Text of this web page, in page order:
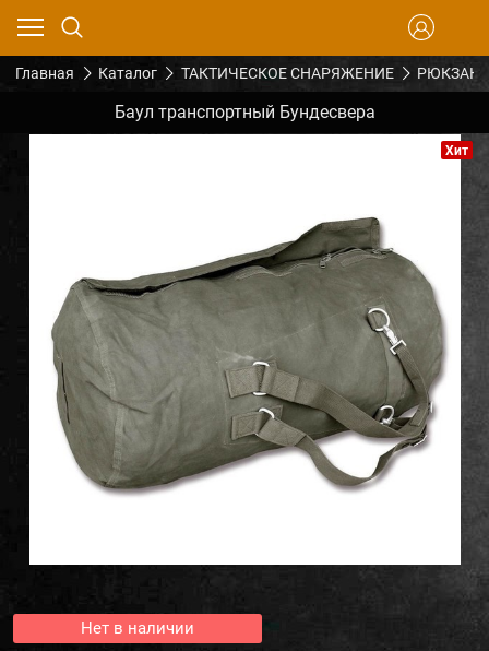
Главная Каталог ТАКТИЧЕСКОЕ СНАРЯЖЕНИЕ
Баул транспортный Бундесвера
Хит
Нет в наличии